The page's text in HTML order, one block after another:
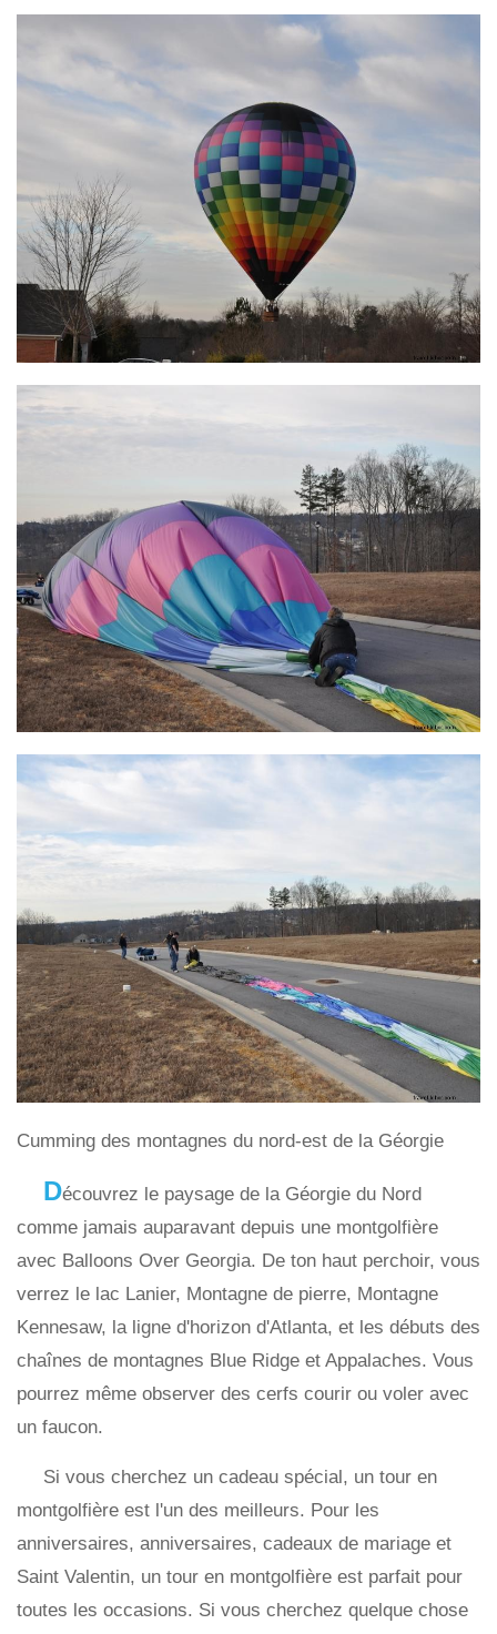
Cumming des montagnes du nord-est de la Géorgie
Découvrez le paysage de la Géorgie du Nord
comme jamais auparavant depuis une montgolfière
avec Balloons Over Georgia. De ton haut perchoir, vous
verrez le lac Lanier, Montagne de pierre, Montagne
Kennesaw, la ligne d'horizon d'Atlanta, et les débuts des
chaînes de montagnes Blue Ridge et Appalaches. Vous
pourrez même observer des cerfs courir ou voler avec
un faucon.
Si vous cherchez un cadeau spécial, un tour en
montgolfière est l'un des meilleurs. Pour les
anniversaires, anniversaires, cadeaux de mariage et
Saint Valentin, un tour en montgolfière est parfait pour
toutes les occasions. Si vous cherchez quelque chose